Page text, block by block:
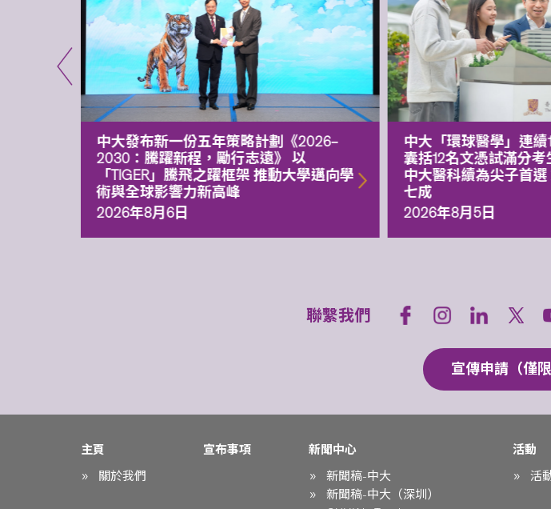
中大發布新一份五年策略計劃《2026‒
2030：騰躍新程，勵行志遠》 以
「TIGER」騰飛之躍框架 推動大學邁向學
術與全球影響力新高峰
2026年8月6日
中大「環球醫學」連
囊括12名文憑試滿分
中大醫科續為尖子首
七成
2026年8月5日
聯繫我們
宣傳申請（僅
主頁
關於我們
宣布事項
新聞中心
新聞稿-中大
新聞稿-中大（深圳）
活動
活